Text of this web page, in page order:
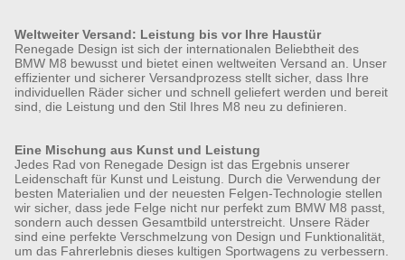
Weltweiter Versand: Leistung bis vor Ihre Haustür
Renegade Design ist sich der internationalen Beliebtheit des
BMW M8 bewusst und bietet einen weltweiten Versand an. Unser
effizienter und sicherer Versandprozess stellt sicher, dass Ihre
individuellen Räder sicher und schnell geliefert werden und bereit
sind, die Leistung und den Stil Ihres M8 neu zu definieren.
Eine Mischung aus Kunst und Leistung
Jedes Rad von Renegade Design ist das Ergebnis unserer
Leidenschaft für Kunst und Leistung. Durch die Verwendung der
besten Materialien und der neuesten Felgen-Technologie stellen
wir sicher, dass jede Felge nicht nur perfekt zum BMW M8 passt,
sondern auch dessen Gesamtbild unterstreicht. Unsere Räder
sind eine perfekte Verschmelzung von Design und Funktionalität,
um das Fahrerlebnis dieses kultigen Sportwagens zu verbessern.